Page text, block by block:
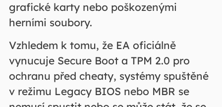
grafické karty nebo poškozenými
herními soubory.
Vzhledem k tomu, že EA oficiálně
vynucuje Secure Boot a TPM 2.0 pro
ochranu před cheaty, systémy spuštěné
v režimu Legacy BIOS nebo MBR se